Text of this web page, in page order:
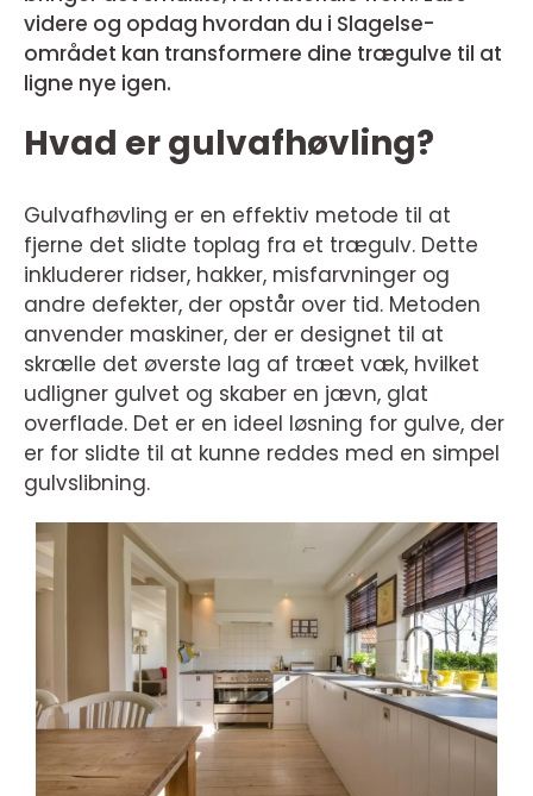
videre og opdag hvordan du i Slagelse-
området kan transformere dine trægulve til at
ligne nye igen.
Hvad er gulvafhøvling?
Gulvafhøvling er en effektiv metode til at
fjerne det slidte toplag fra et trægulv. Dette
inkluderer ridser, hakker, misfarvninger og
andre defekter, der opstår over tid. Metoden
anvender maskiner, der er designet til at
skrælle det øverste lag af træet væk, hvilket
udligner gulvet og skaber en jævn, glat
overflade. Det er en ideel løsning for gulve, der
er for slidte til at kunne reddes med en simpel
gulvslibning.